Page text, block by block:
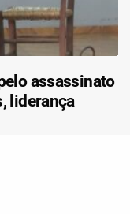
assassinato
liderança